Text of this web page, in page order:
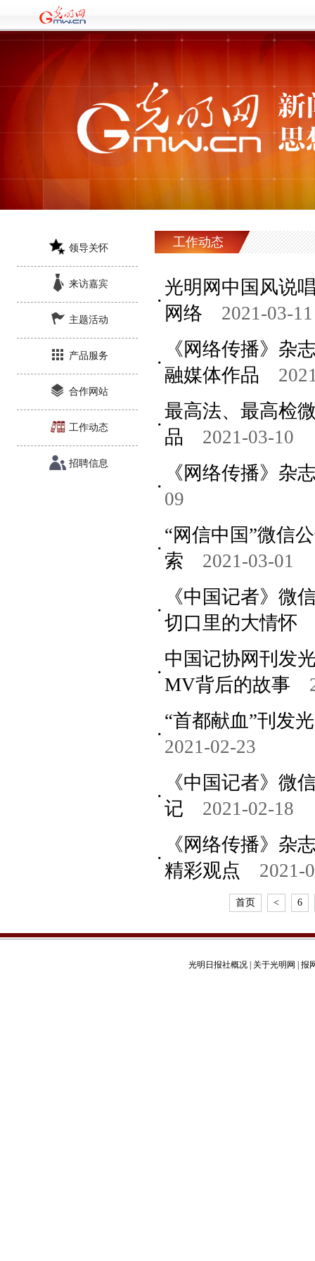
领导关怀
来访嘉宾
主题活动
产品服务
合作网站
工作动态
招聘信息
工作动态
光明网中国风说
网络
2021-03-11
《网络传播》杂
融媒体作品
最高法、最高检
品
2021-03-10
《网络传播》杂
09
“网信中国”微信
索
2021-03-01
《中国记者》微
切口里的大情怀
中国记协网刊发
MV背后的故事
“首都献血”刊发
2021-02-23
《中国记者》微
记
2021-02-18
《网络传播》杂
精彩观点
2021-
首页 < 6
光明日报社概况 关于光明网 报